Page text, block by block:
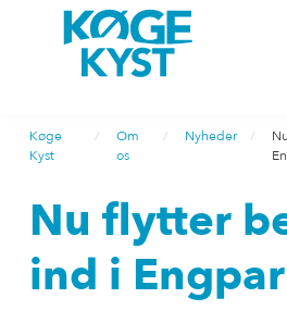
Køge
Kyst
Om
os
Nyheder
Nu flytter
ind i